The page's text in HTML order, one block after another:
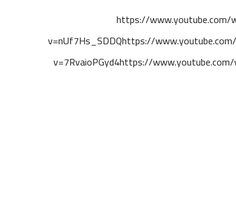
https://www.youtube.com/
v=nUf7Hs_SDDQhttps://
v=7RvaioPGyd4https://